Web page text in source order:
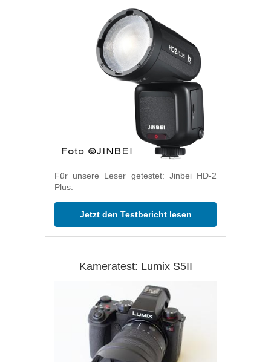
Für unsere Leser getestet: Jinbei HD-2
Plus.
Jetzt den Testbericht lesen
Kameratest: Lumix S5II